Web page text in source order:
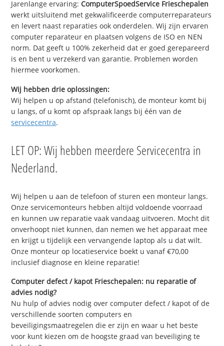
Jarenlange ervaring:ComputerSpoedService Frieschepalen
werkt uitsluitend met gekwalificeerde computerreparateurs
en levert naast reparaties ook onderdelen. Wij zijn ervaren
computer reparateur en plaatsen volgens de ISO en NEN
norm. Dat geeft u 100% zekerheid dat er goed gerepareerd
is en bent u verzekerd van garantie. Problemen worden
hiermee voorkomen.
Wij hebben drie oplossingen:
Wij helpen u op afstand (telefonisch), de monteur komt bij
u langs, of u komt op afspraak langs bij één van de
servicecentra.
LET OP: Wij hebben meerdere Servicecentra in
Nederland.
Wij helpen u aan de telefoon of sturen een monteur langs.
Onze servicemonteurs hebben altijd voldoende voorraad
en kunnen uw reparatie vaak vandaag uitvoeren. Mocht dit
onverhoopt niet kunnen, dan nemen we het apparaat mee
en krijgt u tijdelijk een vervangende laptop als u dat wilt.
Onze monteur op locatieservice boekt u vanaf €70,00
inclusief diagnose en kleine reparatie!
Computer defect / kapot Frieschepalen: nu reparatie of
advies nodig?
Nu hulp of advies nodig over computer defect / kapot of de
verschillende soorten computers en
beveiligingsmaatregelen die er zijn en waar u het beste
voor kunt kiezen om de hoogste graad van beveiliging te